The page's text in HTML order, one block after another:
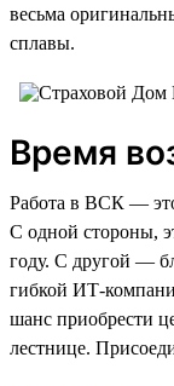
весьма
сплавы.
Время
Работа в ВСК —
С одной стороны,
году. С другой —
гибкой ИТ-
шанс приобрести
лестнице.